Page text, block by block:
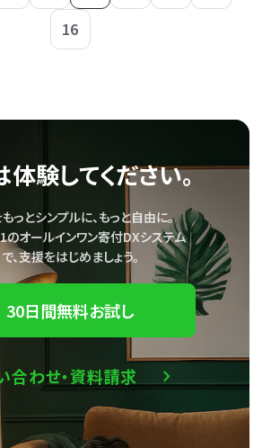
16
体験してください。
っとシンプルに、もっと自由に。
オールインワン寄付DXシステム
で、支援をはじめましょう。
30日間無料お試し
合わせ・資料請求